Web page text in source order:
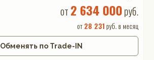
от 2 634 000руб.
от28 231 руб. в месяц
Обменять по Trade-IN